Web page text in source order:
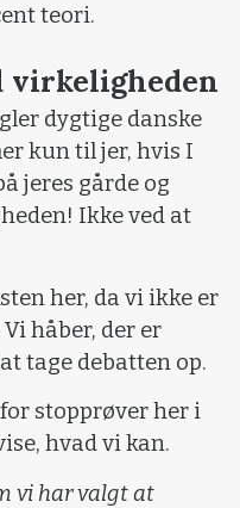
teori.
virkeligheden
dygtige danske
kun til jer, hvis I
jeres gårde og
Ikke ved at
her, da vi ikke er
håber, der er
tage debatten op.
stopprøver her i
hvad vi kan.
vi har valgt at